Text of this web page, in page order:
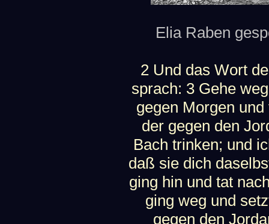
Elia Raben
2 Und das Wort
sprach: 3 Gehe
gegen Morgen
der gegen den
Bach trinken; und
daß sie dich
ging hin und tat
ging weg und
gegen den